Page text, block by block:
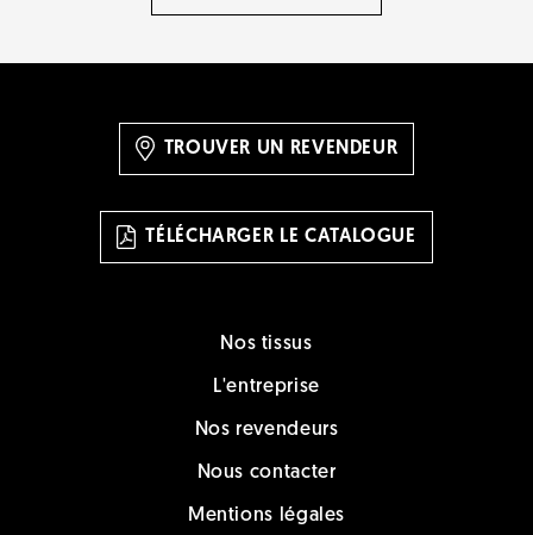
TROUVER UN REVENDEUR
TÉLÉCHARGER LE CATALOGUE
Nos tissus
L'entreprise
Nos revendeurs
Nous contacter
Mentions légales